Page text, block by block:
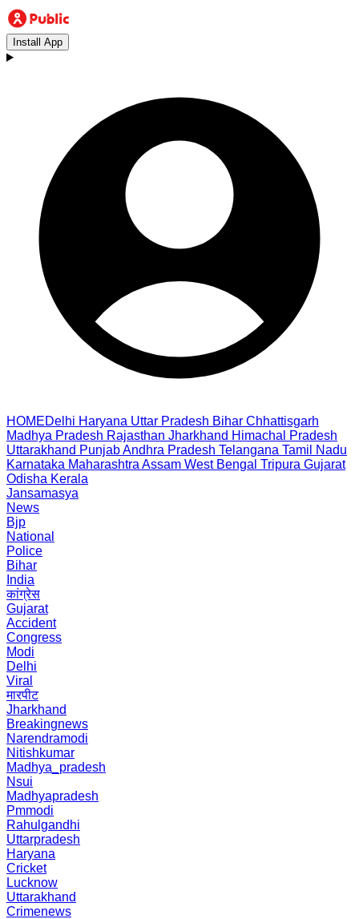
Install App
HOMEDelhi Haryana Uttar Pradesh Bihar Chhattisgarh
Madhya Pradesh Rajasthan Jharkhand Himachal Pradesh
Uttarakhand PunjabAndhra Pradesh Telangana Tamil Nadu
Karnataka Maharashtra Assam West Bengal Tripura Gujarat
Odisha Kerala
Jansamasya
News
Bjp
National
Police
Bihar
India
कांग्रेस
Gujarat
Accident
Congress
Modi
Delhi
Viral
मारपीट
Jharkhand
Breakingnews
Narendramodi
Nitishkumar
Madhya_pradesh
Nsui
Madhyapradesh
Pmmodi
Rahulgandhi
Uttarpradesh
Haryana
Cricket
Lucknow
Uttarakhand
Crimenews